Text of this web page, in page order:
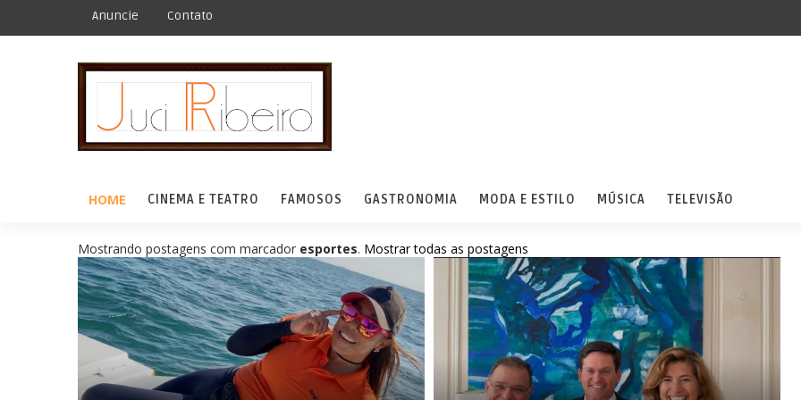
Anuncie Contato
HOME CINEMA E TEATRO FAMOSOS GASTRONOMIA MODA E ESTILO MÚSICA TELEVISÃO
Mostrando postagens com marcador esportes. Mostrar todas as postagens